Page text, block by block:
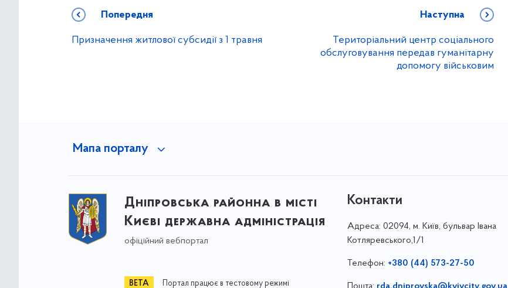
Попередня
Призначення житлової субсидії з 1 травня
Наступна
Територіальний центр соціального
обслуговування передав гуманітарну
допомогу військовим
Мапа порталу
Дніпровська районна в місті
Києві державна адміністрація
офіційний вебпортал
Портал працює в тестовому режимі
Контакти
Адреса: 02094, м. Київ, бульвар Івана
Котляревського,1/1
Телефон: +380 (44) 573-27-50